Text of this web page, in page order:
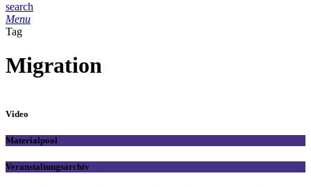
search
Menu
Tag
Migration
Video
Materialpool
Veranstaltungsarchiv